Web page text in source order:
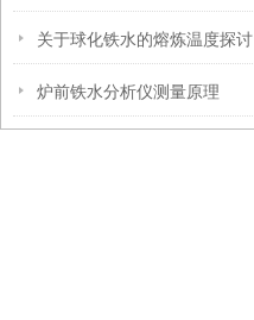
关于球化铁水的熔炼温度探讨
炉前铁水分析仪测量原理